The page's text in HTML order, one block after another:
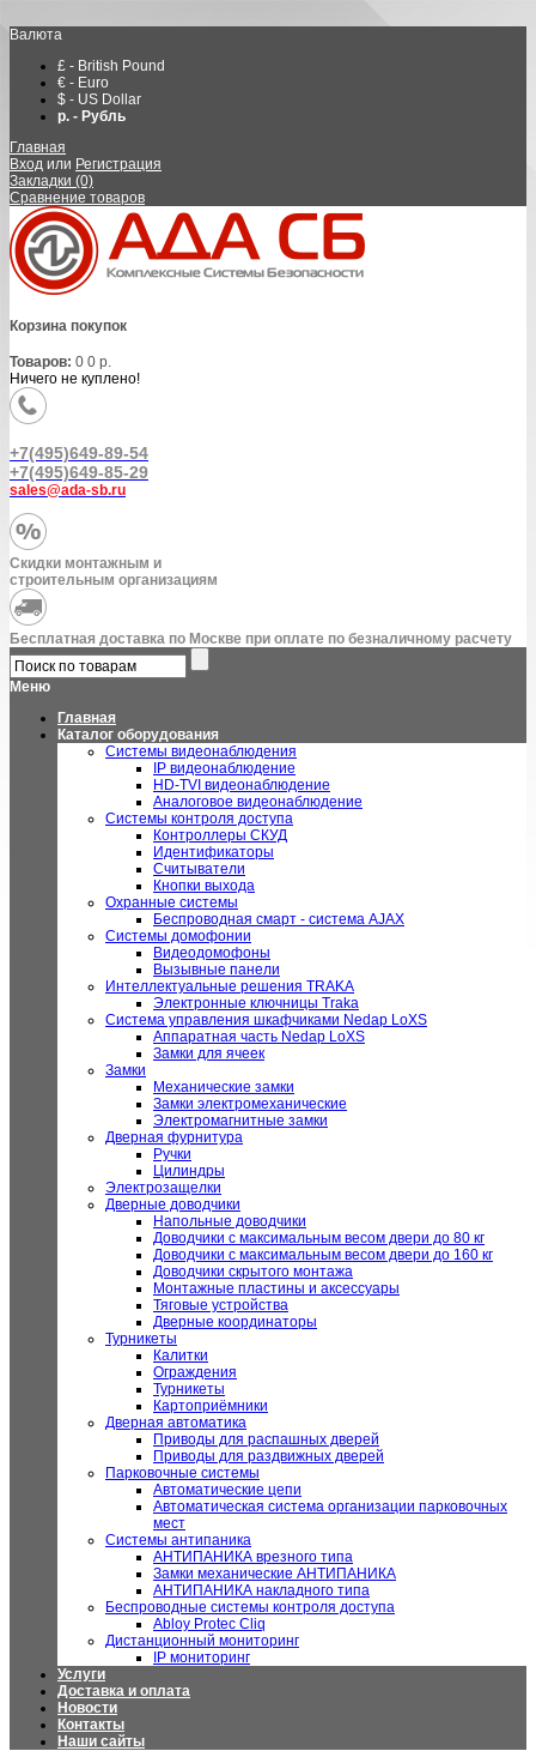
Валюта
£ - British Pound
€ - Euro
$ - US Dollar
р. - Рубль
Главная
Вход или Регистрация
Закладки (0)
Сравнение товаров
Корзина покупок
Товаров: 0 0 р.
Ничего не куплено!
+7(495)649-89-54
+7(495)649-85-29
sales@ada-sb.ru
Скидки монтажным и
строительным организациям
Бесплатная доставка по Москве при оплате по безналичному расчету
Меню
Главная
Каталог оборудования
Системы видеонаблюдения
IP видеонаблюдение
HD-TVI видеонаблюдение
Аналоговое видеонаблюдение
Системы контроля доступа
Контроллеры СКУД
Идентификаторы
Считыватели
Кнопки выхода
Охранные системы
Беспроводная смарт - система AJAX
Системы домофонии
Видеодомофоны
Вызывные панели
Интеллектуальные решения TRAKA
Электронные ключницы Traka
Система управления шкафчиками Nedap LoXS
Аппаратная часть Nedap LoXS
Замки для ячеек
Замки
Механические замки
Замки электромеханические
Электромагнитные замки
Дверная фурнитура
Ручки
Цилиндры
Электрозащелки
Дверные доводчики
Напольные доводчики
Доводчики с максимальным весом двери до 80 кг
Доводчики с максимальным весом двери до 160 кг
Доводчики скрытого монтажа
Монтажные пластины и аксессуары
Тяговые устройства
Дверные координаторы
Турникеты
Калитки
Ограждения
Турникеты
Картоприёмники
Дверная автоматика
Приводы для распашных дверей
Приводы для раздвижных дверей
Парковочные системы
Автоматические цепи
Автоматическая система организации парковочных
мест
Системы антипаника
АНТИПАНИКА врезного типа
Замки механические АНТИПАНИКА
АНТИПАНИКА накладного типа
Беспроводные системы контроля доступа
Abloy Protec Cliq
Дистанционный мониторинг
IP мониторинг
Услуги
Доставка и оплата
Новости
Контакты
Наши сайты